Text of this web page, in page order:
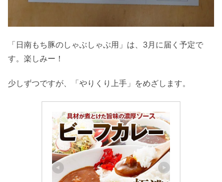
「日南もち豚のしゃぶしゃぶ用」は、3月に届く予定で
す。楽しみー！
少しずつですが、「やりくり上手」をめざします。